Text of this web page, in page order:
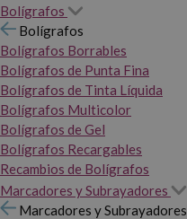
Bolígrafos
Bolígrafos
Bolígrafos Borrables
Bolígrafos de Punta Fina
Bolígrafos de Tinta Líquida
Bolígrafos Multicolor
Bolígrafos de Gel
Bolígrafos Recargables
Recambios de Bolígrafos
Marcadores y Subrayadores
Marcadores y Subrayadores